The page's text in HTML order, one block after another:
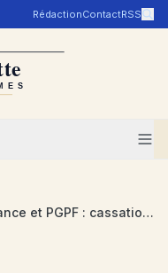
RédactionContactRSS
Perte de chance et PGPF : cassation partielle, renvoi CA Aix